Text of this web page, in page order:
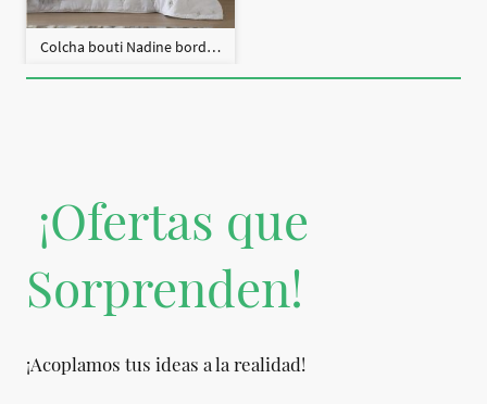
Colcha bouti Nadine bordado + fundas cojín
¡Ofertas que
Sorprenden!
¡Acoplamos tus ideas a la realidad!